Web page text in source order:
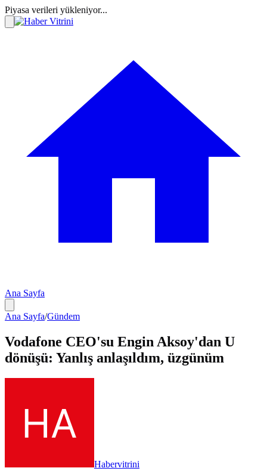
Piyasa verileri yükleniyor...
Ana Sayfa
Ana Sayfa/Gündem
Vodafone CEO'su Engin Aksoy'dan U
dönüşü: Yanlış anlaşıldım, üzgünüm
Habervitrini